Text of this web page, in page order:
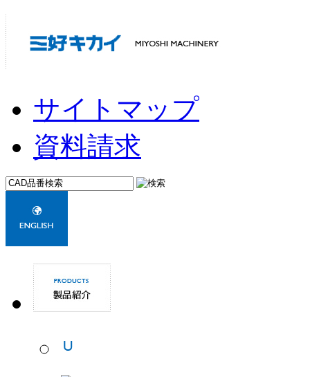
サイトマップ
資料請求